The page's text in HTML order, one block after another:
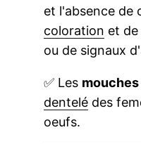
et l'absence de
coloration et
ou de signaux
✅ Les mouches
dentelé des
oeufs.